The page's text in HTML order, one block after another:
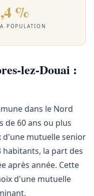
%
POPULATION
lez-Douai :
dans le Nord
de 60 ans ou plus
d'une mutuelle senior
habitants, la part des
après année. Cette
d'une mutuelle